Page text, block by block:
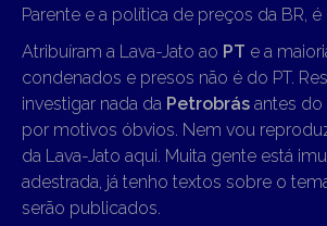
Parente e a política de preços da BR, é
Atribuíram a Lava-Jato ao PT e a
condenados e presos não é do PT.
investigar nada da Petrobrás antes do
por motivos óbvios. Nem vou
da Lava-Jato aqui. Muita gente está
adestrada, já tenho textos sobre o
serão publicados.